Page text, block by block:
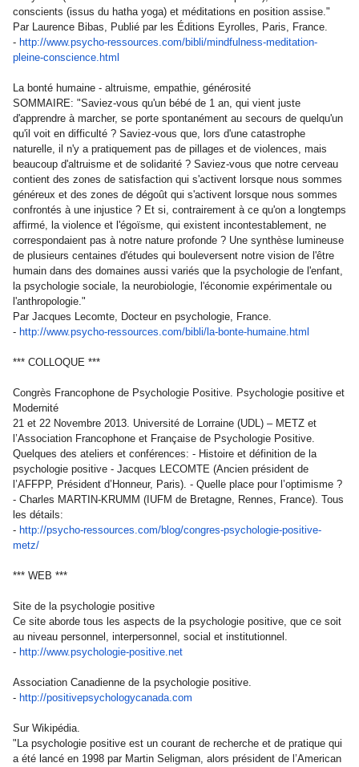
conscients (issus du hatha yoga) et méditations en position assise."
Par Laurence Bibas, Publié par les Éditions Eyrolles, Paris, France.
- http://www.psycho-ressources.com/bibli/mindfulness-meditation-
pleine-conscience. html
La bonté humaine - altruisme, empathie, générosité
SOMMAIRE: "Saviez-vous qu'un bébé de 1 an, qui vient juste
d'apprendre à marcher, se porte spontanément au secours de quelqu'un
qu'il voit en difficulté ? Saviez-vous que, lors d'une catastrophe
naturelle, il n'y a pratiquement pas de pillages et de violences, mais
beaucoup d'altruisme et de solidarité ? Saviez-vous que notre cerveau
contient des zones de satisfaction qui s'activent lorsque nous sommes
généreux et des zones de dégoût qui s'activent lorsque nous sommes
confrontés à une injustice ? Et si, contrairement à ce qu'on a longtemps
affirmé, la violence et l'égoïsme, qui existent incontestablement, ne
correspondaient pas à notre nature profonde ? Une synthèse lumineuse
de plusieurs centaines d'études qui bouleversent notre vision de l'être
humain dans des domaines aussi variés que la psychologie de l'enfant,
la psychologie sociale, la neurobiologie, l'économie expérimentale ou
l'anthropologie."
Par Jacques Lecomte, Docteur en psychologie, France.
- http://www.psycho-ressources.com/bibli/la-bonte-humaine. html
*** COLLOQUE ***
Congrès Francophone de Psychologie Positive. Psychologie positive et
Modernité
21 et 22 Novembre 2013. Université de Lorraine (UDL) – METZ et
l’Association Francophone et Française de Psychologie Positive.
Quelques des ateliers et conférences: - Histoire et définition de la
psychologie positive - Jacques LECOMTE (Ancien président de
l’AFFPP, Président d’Honneur, Paris). - Quelle place pour l’optimisme ?
- Charles MARTIN-KRUMM (IUFM de Bretagne, Rennes, France). Tous
les détails:
- http://psycho-ressources.com/blog/congres-psychologie-positive-
metz/
*** WEB ***
Site de la psychologie positive
Ce site aborde tous les aspects de la psychologie positive, que ce soit
au niveau personnel, interpersonnel, social et institutionnel.
- http://www.psychologie-positive.net
Association Canadienne de la psychologie positive.
- http://positivepsychologycanada.com
Sur Wikipédia.
"La psychologie positive est un courant de recherche et de pratique qui
a été lancé en 1998 par Martin Seligman, alors président de l’American